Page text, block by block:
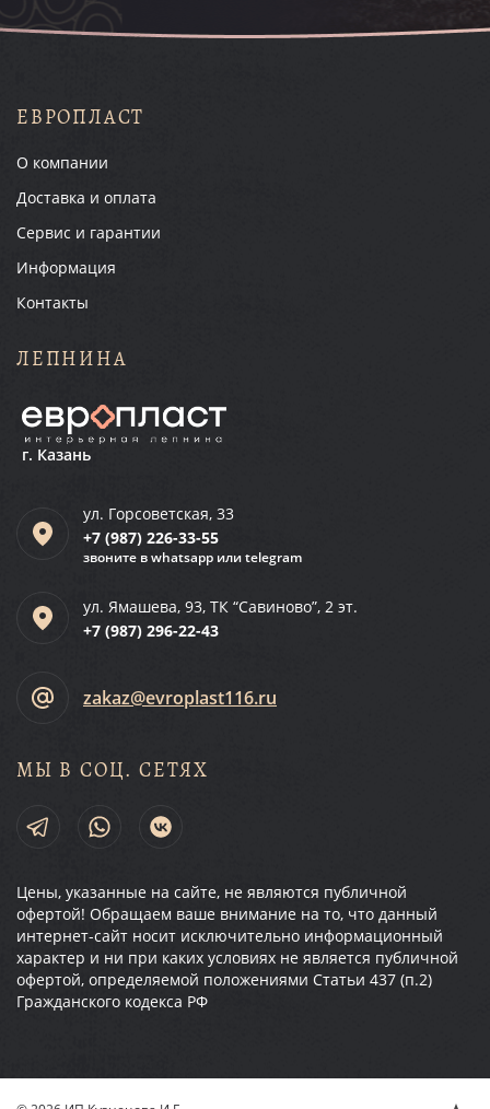
ЕВРОПЛАСТ
О компании
Доставка и оплата
Сервис и гарантии
Информация
Контакты
ЛЕПНИНА
г. Казань
ул. Горсоветская, 33
+7 (987) 226-33-55
звоните в whatsapp или telegram
ул. Ямашева, 93, ТК “Савиново”, 2 эт.
+7 (987) 296-22-43
zakaz@evroplast116.ru
МЫ В СОЦ. СЕТЯХ
Цены, указанные на сайте, не являются публичной
офертой! Обращаем ваше внимание на то, что данный
интернет-сайт носит исключительно информационный
характер и ни при каких условиях не является публичной
офертой, определяемой положениями Статьи 437 (п.2)
Гражданского кодекса РФ